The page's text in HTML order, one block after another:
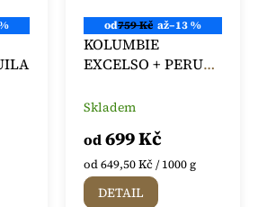
od759 Kč až–13 %
KOLUMBIE
EXCELSO + PERU
Skladem
od699 Kč
Měrná
cena:
od 649,50 Kč / 1000 g
DETAIL